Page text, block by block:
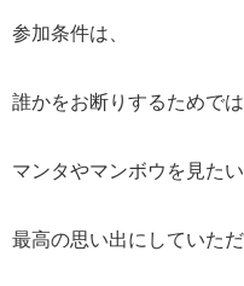
参加条件は、
誰かをお断りするためでは
マンタやマンボウを見たい
最高の思い出にしていただ